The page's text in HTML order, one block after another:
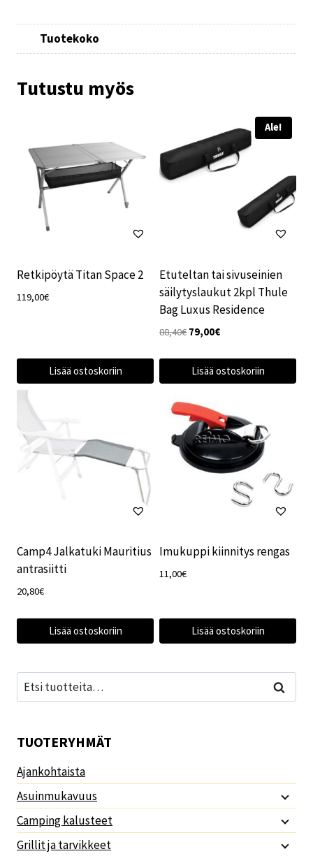
Tuotekoko
Tutustu myös
Retkipöytä Titan Space 2
119,00€
Lisää ostoskoriin
Ale!
Etuteltan tai sivuseinien
säilytyslaukut 2kpl Thule
Bag Luxus Residence
88,40€ Alkuperäinen
79,00€Nykyinen
Lisää ostoskoriin
Camp4 Jalkatuki Mauritius
antrasiitti
20,80€
Lisää ostoskoriin
Imukuppi kiinnitys rengas
11,00€
Lisää ostoskoriin
Etsi: Haku
TUOTERYHMÄT
Ajankohtaista
Asuinmukavuus
Camping kalusteet
Grillit ja tarvikkeet